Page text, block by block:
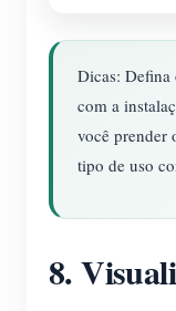
Dicas: Defina
com a
você prender
tipo de uso
8.